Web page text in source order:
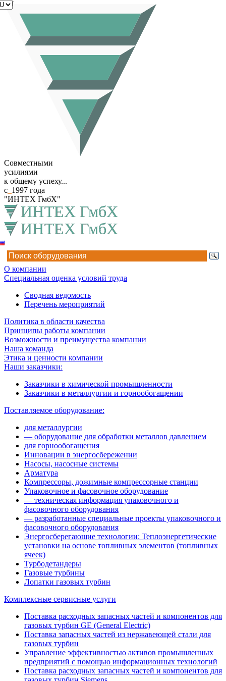
Совместными
усилиями
к общему успеху...
с 1997 года
"ИНТЕХ ГмбХ"
RU
О компании
Специальная оценка условий труда
Сводная ведомость
Перечень мероприятий
Политика в области качества
Принципы работы компании
Возможности и преимущества компании
Наша команда
Этика и ценности компании
Наши заказчики:
Заказчики в химической промышленности
Заказчики в металлургии и горнообогащении
Поставляемое оборудование:
для металлургии
— оборудование для обработки металлов давлением
для горнообогащения
Инновации в энергосбережении
Насосы, насосные системы
Арматура
Компрессоры, дожимные компрессорные станции
Упаковочное и фасовочное оборудование
— техническая информация упаковочного и
фасовочного оборудования
— разработанные специальные проекты упаковочного и
фасовочного оборудования
Энергосберегающие технологии: Теплоэнергетические
установки на основе топливных элементов (топливных
ячеек)
Турбодетандеры
Газовые турбины
Лопатки газовых турбин
Комплексные сервисные услуги
Поставка расходных запасных частей и компонентов для
газовых турбин GE (General Electric)
Поставка запасных частей из нержавеющей стали для
газовых турбин
Управление эффективностью активов промышленных
предприятий с помощью информационных технологий
Поставка расходных запасных частей и компонентов для